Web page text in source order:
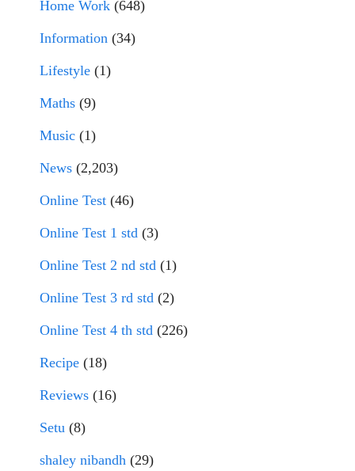
Home Work (648)
Information (34)
Lifestyle (1)
Maths (9)
Music (1)
News (2,203)
Online Test (46)
Online Test 1 std (3)
Online Test 2 nd std (1)
Online Test 3 rd std (2)
Online Test 4 th std (226)
Recipe (18)
Reviews (16)
Setu (8)
shaley nibandh (29)